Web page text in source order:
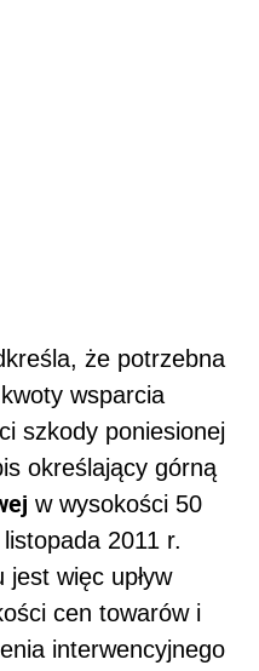
że potrzebna
wsparcia
szkody poniesionej
określający górną
w wysokości 50
2011 r.
więc upływ
cen towarów i
interwencyjnego